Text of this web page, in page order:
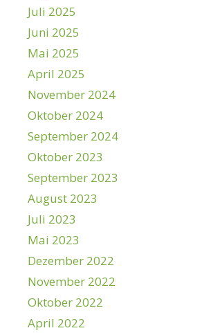
Juli 2025
Juni 2025
Mai 2025
April 2025
November 2024
Oktober 2024
September 2024
Oktober 2023
September 2023
August 2023
Juli 2023
Mai 2023
Dezember 2022
November 2022
Oktober 2022
April 2022